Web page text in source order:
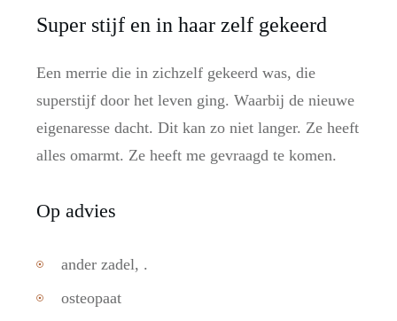
Super stijf en in haar zelf gekeerd
Een merrie die in zichzelf gekeerd was, die
superstijf door het leven ging. Waarbij de nieuwe
eigenaresse dacht. Dit kan zo niet langer. Ze heeft
alles omarmt. Ze heeft me gevraagd te komen.
Op advies
ander zadel, .
osteopaat